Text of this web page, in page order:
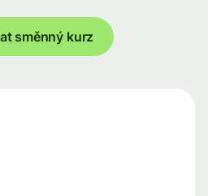
směnný kurz